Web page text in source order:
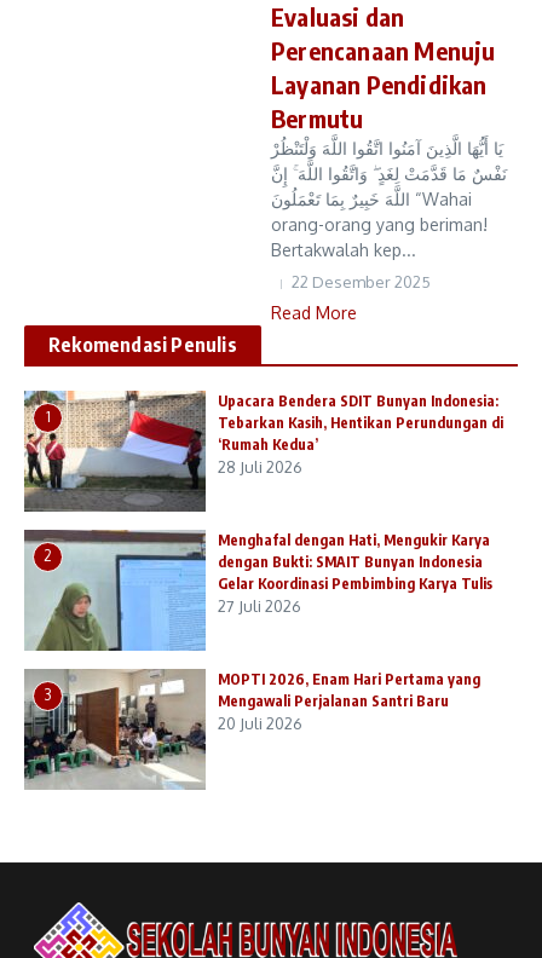
Evaluasi dan
Perencanaan Menuju
Layanan Pendidikan
Bermutu
يَا أَيُّهَا الَّذِينَ آمَنُوا اتَّقُوا اللَّهَ وَلْتَنْظُرْ
نَفْسٌ مَا قَدَّمَتْ لِغَدٍ ۖ وَاتَّقُوا اللَّهَ ۚ إِنَّ
اللَّهَ خَبِيرٌ بِمَا تَعْمَلُونَ “Wahai
orang-orang yang beriman!
Bertakwalah kep...
22 Desember 2025
Read More
Rekomendasi Penulis
1
Upacara Bendera SDIT Bunyan Indonesia:
Tebarkan Kasih, Hentikan Perundungan di
‘Rumah Kedua’
28 Juli 2026
2
Menghafal dengan Hati, Mengukir Karya
dengan Bukti: SMAIT Bunyan Indonesia
Gelar Koordinasi Pembimbing Karya Tulis
27 Juli 2026
3
MOPTI 2026, Enam Hari Pertama yang
Mengawali Perjalanan Santri Baru
20 Juli 2026